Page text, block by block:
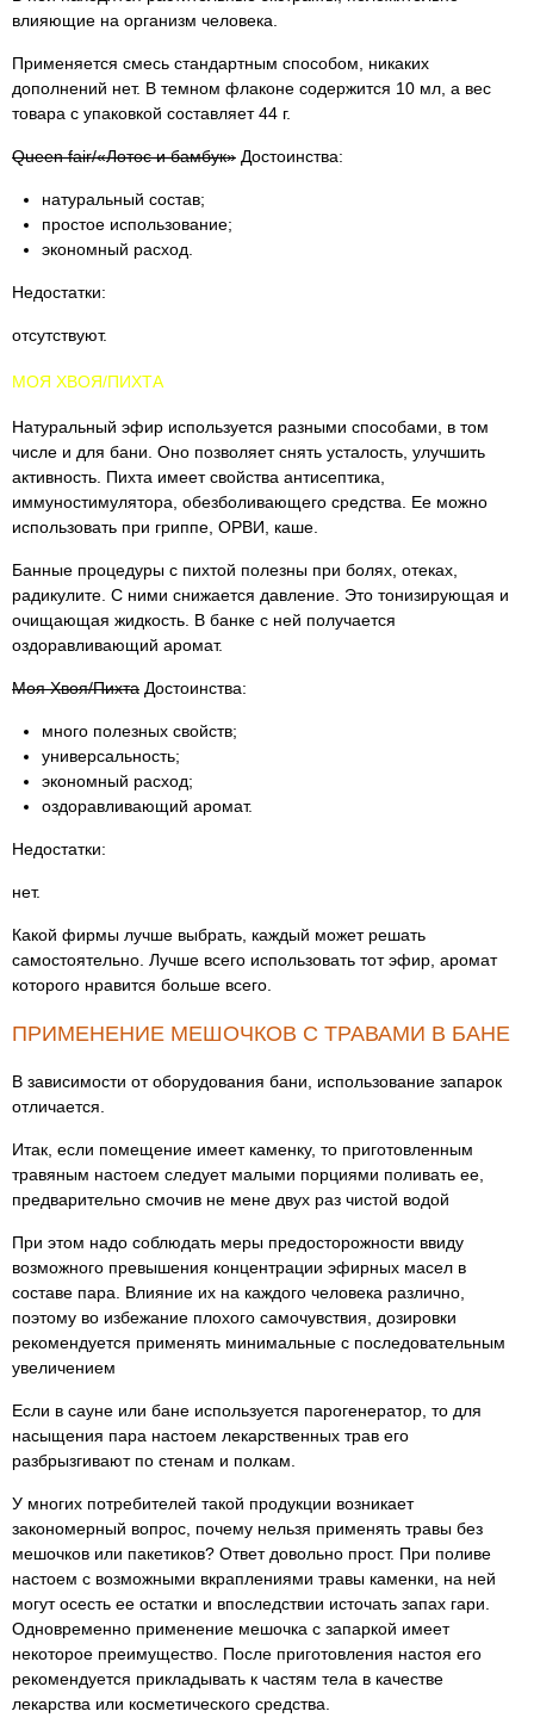
влияющие на организм человека.
Применяется смесь стандартным способом, никаких
дополнений нет. В темном флаконе содержится 10 мл, а вес
товара с упаковкой составляет 44 г.
Queen fair/«Лотос и бамбук» Достоинства:
натуральный состав;
простое использование;
экономный расход.
Недостатки:
отсутствуют.
МОЯ ХВОЯ/ПИХТА
Натуральный эфир используется разными способами, в том
числе и для бани. Оно позволяет снять усталость, улучшить
активность. Пихта имеет свойства антисептика,
иммуностимулятора, обезболивающего средства. Ее можно
использовать при гриппе, ОРВИ, каше.
Банные процедуры с пихтой полезны при болях, отеках,
радикулите. С ними снижается давление. Это тонизирующая и
очищающая жидкость. В банке с ней получается
оздоравливающий аромат.
Моя Хвоя/Пихта Достоинства:
много полезных свойств;
универсальность;
экономный расход;
оздоравливающий аромат.
Недостатки:
нет.
Какой фирмы лучше выбрать, каждый может решать
самостоятельно. Лучше всего использовать тот эфир, аромат
которого нравится больше всего.
ПРИМЕНЕНИЕ МЕШОЧКОВ С ТРАВАМИ В БАНЕ
В зависимости от оборудования бани, использование запарок
отличается.
Итак, если помещение имеет каменку, то приготовленным
травяным настоем следует малыми порциями поливать ее,
предварительно смочив не мене двух раз чистой водой
При этом надо соблюдать меры предосторожности ввиду
возможного превышения концентрации эфирных масел в
составе пара. Влияние их на каждого человека различно,
поэтому во избежание плохого самочувствия, дозировки
рекомендуется применять минимальные с последовательным
увеличением
Если в сауне или бане используется парогенератор, то для
насыщения пара настоем лекарственных трав его
разбрызгивают по стенам и полкам.
У многих потребителей такой продукции возникает
закономерный вопрос, почему нельзя применять травы без
мешочков или пакетиков? Ответ довольно прост. При поливе
настоем с возможными вкраплениями травы каменки, на ней
могут осесть ее остатки и впоследствии источать запах гари.
Одновременно применение мешочка с запаркой имеет
некоторое преимущество. После приготовления настоя его
рекомендуется прикладывать к частям тела в качестве
лекарства или косметического средства.